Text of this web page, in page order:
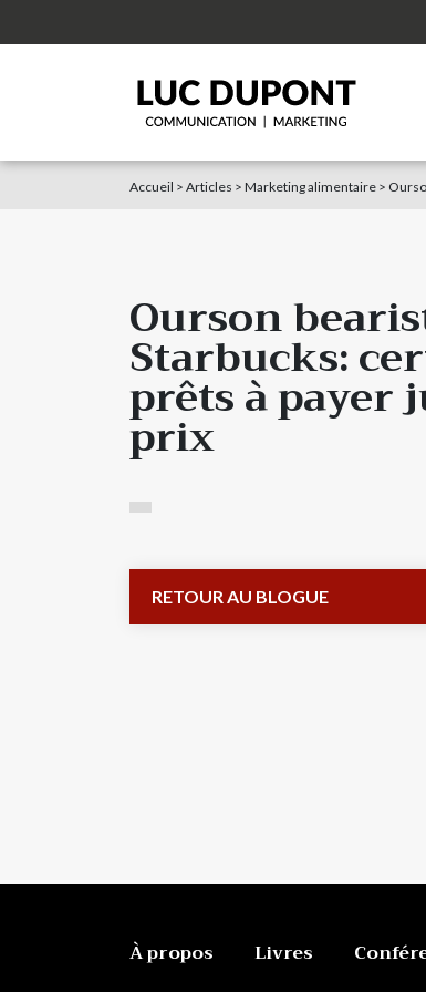
Accueil > Articles > Marketing alimentaire >
Ourson
Starbucks:
prêts à payer
prix
RETOUR AU BLOGUE
À propos Livres